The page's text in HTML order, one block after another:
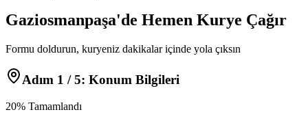
Gaziosmanpaşa'de Hemen Kurye Çağır
Formu doldurun, kuryeniz dakikalar içinde yola çıksın
Adım 1 / 5: Konum Bilgileri
20% Tamamlandı